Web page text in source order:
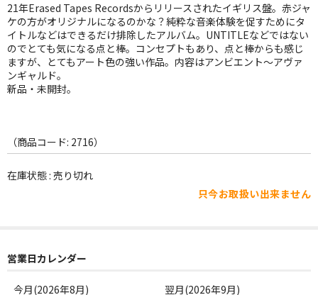
JAZZ-JP
JAZZ-VOCAL
J-POP
FOLK,SSW
WORLD
レア盤（1万円以上）
Webのみ no.1
21年Erased Tapes Recordsからリリースされたイギリス盤。赤ジャ
ケの方がオリジナルになるのかな？純粋な音楽体験を促すためにタ
イトルなどはできるだけ排除したアルバム。UNTITLEなどではない
のでとても気になる点と棒。コンセプトもあり、点と棒からも感じ
ますが、とてもアート色の強い作品。内容はアンビエント〜アヴァ
ンギャルド。
新品・未開封。
（商品コード: 2716）
在庫状態 : 売り切れ
只今お取扱い出来ません
営業日カレンダー
今月(2026年8月)
翌月(2026年9月)